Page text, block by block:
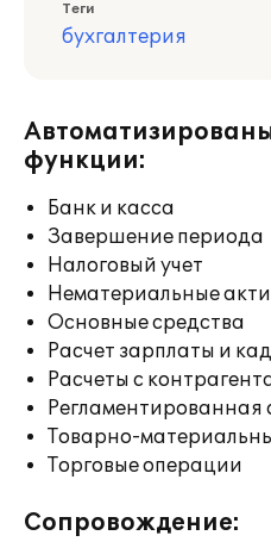
Теги
бухгалтерия
функции:
Банк и касса
Завершение периода
Налоговый учет
Нематериальные
Основные средства
Расчет зарплаты и
Расчеты с
Регламентированная
Товарно-
Торговые операции
Сопровождение: